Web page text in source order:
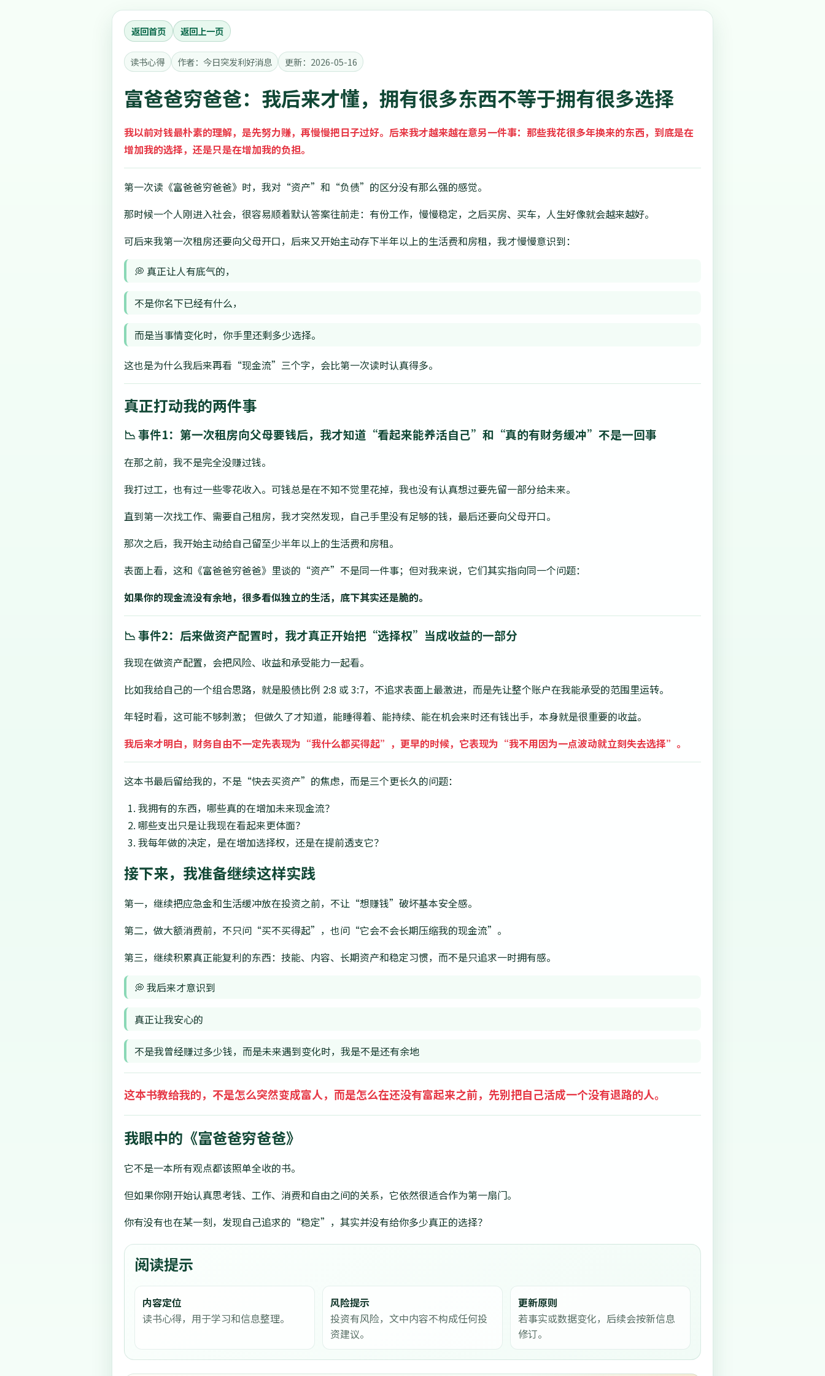
返回首页 返回上一页
读书心得 作者：今日突发利好消息 更新：2026-05-16
富爸爸穷爸爸：我后来才懂，拥有很多东西不等于拥有很多选择
我以前对钱最朴素的理解，是先努力赚，再慢慢把日子过好。后来我才越来越在意另一件事：那些我花很多年换来的东西，到底是在
增加我的选择，还是只是在增加我的负担。
第一次读《富爸爸穷爸爸》时，我对“资产”和“负债”的区分没有那么强的感觉。
那时候一个人刚进入社会，很容易顺着默认答案往前走：有份工作，慢慢稳定，之后买房、买车，人生好像就会越来越好。
可后来我第一次租房还要向父母开口，后来又开始主动存下半年以上的生活费和房租，我才慢慢意识到：
💭 真正让人有底气的，
不是你名下已经有什么，
而是当事情变化时，你手里还剩多少选择。
这也是为什么我后来再看“现金流”三个字，会比第一次读时认真得多。
真正打动我的两件事
📉 事件1：第一次租房向父母要钱后，我才知道“看起来能养活自己”和“真的有财务缓冲”不是一回事
在那之前，我不是完全没赚过钱。
我打过工，也有过一些零花收入。可钱总是在不知不觉里花掉，我也没有认真想过要先留一部分给未来。
直到第一次找工作、需要自己租房，我才突然发现，自己手里没有足够的钱，最后还要向父母开口。
那次之后，我开始主动给自己留至少半年以上的生活费和房租。
表面上看，这和《富爸爸穷爸爸》里谈的“资产”不是同一件事；但对我来说，它们其实指向同一个问题：
如果你的现金流没有余地，很多看似独立的生活，底下其实还是脆的。
📉 事件2：后来做资产配置时，我才真正开始把“选择权”当成收益的一部分
我现在做资产配置，会把风险、收益和承受能力一起看。
比如我给自己的一个组合思路，就是股债比例 2:8 或 3:7，不追求表面上最激进，而是先让整个账户在我能承受的范围里运转。
年轻时看，这可能不够刺激； 但做久了才知道，能睡得着、能持续、能在机会来时还有钱出手，本身就是很重要的收益。
我后来才明白，财务自由不一定先表现为“我什么都买得起”，更早的时候，它表现为“我不用因为一点波动就立刻失去选择”。
这本书最后留给我的，不是“快去买资产”的焦虑，而是三个更长久的问题：
我拥有的东西，哪些真的在增加未来现金流？
哪些支出只是让我现在看起来更体面？
我每年做的决定，是在增加选择权，还是在提前透支它？
接下来，我准备继续这样实践
第一，继续把应急金和生活缓冲放在投资之前，不让“想赚钱”破坏基本安全感。
第二，做大额消费前，不只问“买不买得起”，也问“它会不会长期压缩我的现金流”。
第三，继续积累真正能复利的东西：技能、内容、长期资产和稳定习惯，而不是只追求一时拥有感。
💭 我后来才意识到
真正让我安心的
不是我曾经赚过多少钱，而是未来遇到变化时，我是不是还有余地
这本书教给我的，不是怎么突然变成富人，而是怎么在还没有富起来之前，先别把自己活成一个没有退路的人。
我眼中的《富爸爸穷爸爸》
它不是一本所有观点都该照单全收的书。
但如果你刚开始认真思考钱、工作、消费和自由之间的关系，它依然很适合作为第一扇门。
你有没有也在某一刻，发现自己追求的“稳定”，其实并没有给你多少真正的选择？
阅读提示
内容定位
读书心得，用于学习和信息整理。
风险提示
投资有风险，文中内容不构成任何投
资建议。
更新原则
若事实或数据变化，后续会按新信息
修订。